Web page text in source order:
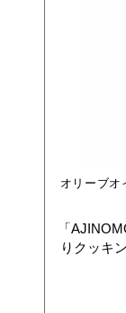
オリーブオ
「
りクッキ